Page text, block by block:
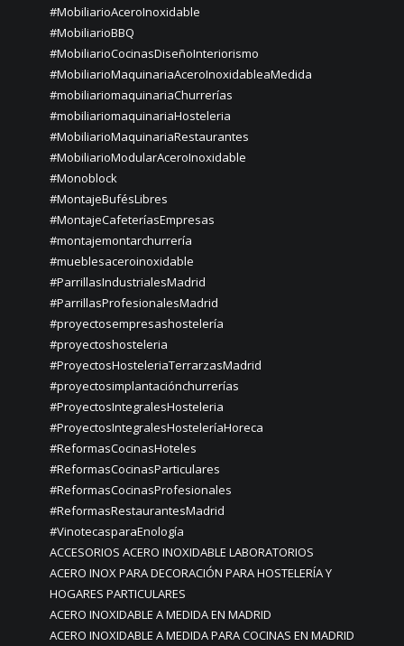
#MobiliarioAceroInoxidable
#MobiliarioBBQ
#MobiliarioCocinasDiseñoInteriorismo
#MobiliarioMaquinariaAceroInoxidableaMedida
#mobiliariomaquinariaChurrerías
#mobiliariomaquinariaHosteleria
#MobiliarioMaquinariaRestaurantes
#MobiliarioModularAceroInoxidable
#Monoblock
#MontajeBufésLibres
#MontajeCafeteríasEmpresas
#montajemontarchurrería
#mueblesaceroinoxidable
#ParrillasIndustrialesMadrid
#ParrillasProfesionalesMadrid
#proyectosempresashostelería
#proyectoshosteleria
#ProyectosHosteleriaTerrarzasMadrid
#proyectosimplantaciónchurrerías
#ProyectosIntegralesHosteleria
#ProyectosIntegralesHosteleríaHoreca
#ReformasCocinasHoteles
#ReformasCocinasParticulares
#ReformasCocinasProfesionales
#ReformasRestaurantesMadrid
#VinotecasparaEnología
ACCESORIOS ACERO INOXIDABLE LABORATORIOS
ACERO INOX PARA DECORACIÓN PARA HOSTELERÍA Y
HOGARES PARTICULARES
ACERO INOXIDABLE A MEDIDA EN MADRID
ACERO INOXIDABLE A MEDIDA PARA COCINAS EN MADRID